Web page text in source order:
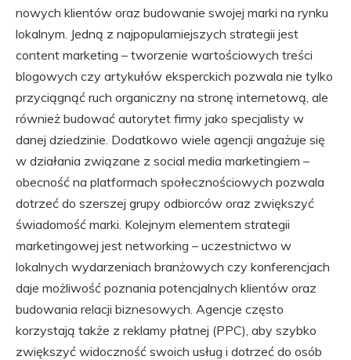
nowych klientów oraz budowanie swojej marki na rynku
lokalnym. Jedną z najpopularniejszych strategii jest
content marketing – tworzenie wartościowych treści
blogowych czy artykułów eksperckich pozwala nie tylko
przyciągnąć ruch organiczny na stronę internetową, ale
również budować autorytet firmy jako specjalisty w
danej dziedzinie. Dodatkowo wiele agencji angażuje się
w działania związane z social media marketingiem –
obecność na platformach społecznościowych pozwala
dotrzeć do szerszej grupy odbiorców oraz zwiększyć
świadomość marki. Kolejnym elementem strategii
marketingowej jest networking – uczestnictwo w
lokalnych wydarzeniach branżowych czy konferencjach
daje możliwość poznania potencjalnych klientów oraz
budowania relacji biznesowych. Agencje często
korzystają także z reklamy płatnej (PPC), aby szybko
zwiększyć widoczność swoich usług i dotrzeć do osób